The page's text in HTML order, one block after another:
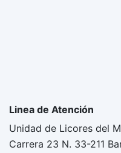
Linea de Atención
Unidad de Licores del
Carrera 23 N. 33-211